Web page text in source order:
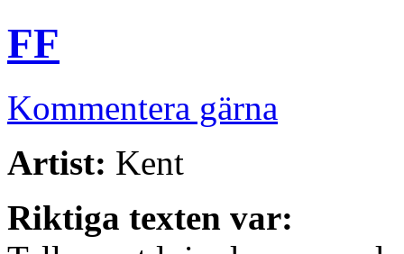
FF
Kommentera gärna
Artist: Kent
Riktiga texten var: